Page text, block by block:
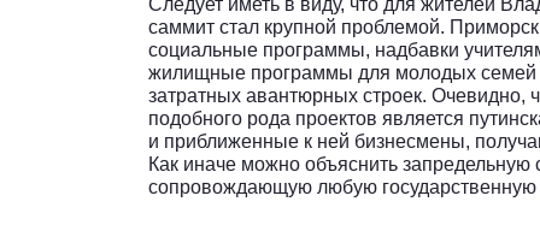
саммит стал крупной проблемой.
социальные программы, надбавки
жилищные программы для молодых семей
затратных авантюрных строек. Очевидно,
подобного рода проектов является
и приближенные к ней бизнесмены,
Как иначе можно объяснить запредельную
сопровождающую любую государственную